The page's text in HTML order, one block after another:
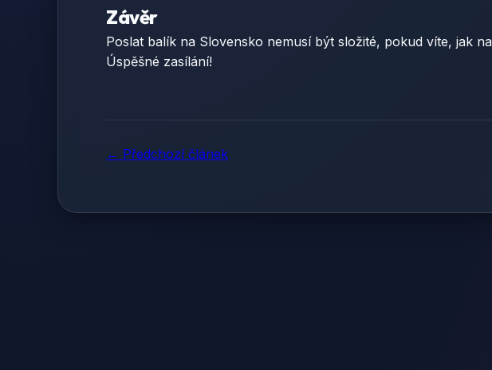
Závěr
Poslat balík na Slovensko nemusí být složité, pokud víte, jak
Úspěšné zasílání!
← Předchozí článek